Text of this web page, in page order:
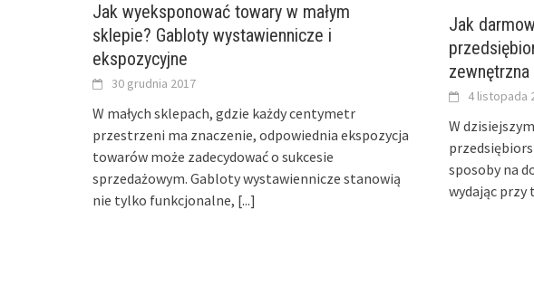
Jak wyeksponować towary w małym
sklepie? Gabloty wystawiennicze i
ekspozycyjne
30 grudnia 2017
W małych sklepach, gdzie każdy centymetr
przestrzeni ma znaczenie, odpowiednia ekspozycja
towarów może zadecydować o sukcesie
sprzedażowym. Gabloty wystawiennicze stanowią
nie tylko funkcjonalne, [...]
Jak
zewnętrzna
4 listopada
W
sposoby na
wydając